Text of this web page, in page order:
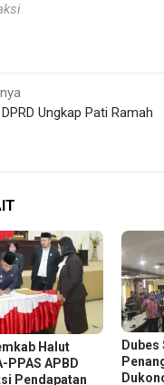
Ungkap Pati Ramah
Halut
PPAS APBD
Pendapatan